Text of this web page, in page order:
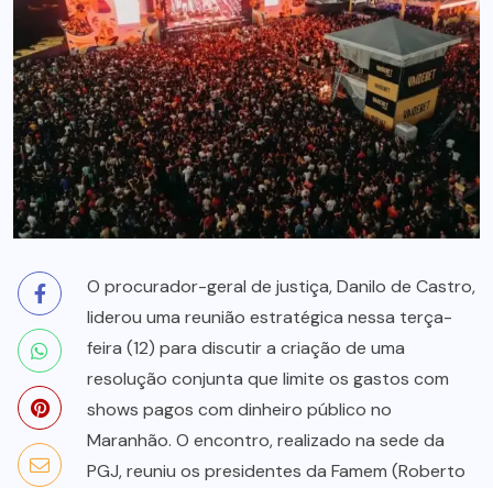
O procurador-geral de justiça, Danilo de Castro,
liderou uma reunião estratégica nessa terça-
feira (12) para discutir a criação de uma
resolução conjunta que limite os gastos com
shows pagos com dinheiro público no
Maranhão. O encontro, realizado na sede da
PGJ, reuniu os presidentes da Famem (Roberto